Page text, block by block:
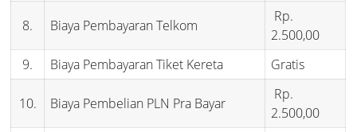
8. Biaya Pembayaran Telkom
Rp.
2.500,00
9.
Biaya Pembayaran Tiket Kereta Gratis
10. Biaya Pembelian PLN Pra Bayar
Rp.
2.500,00